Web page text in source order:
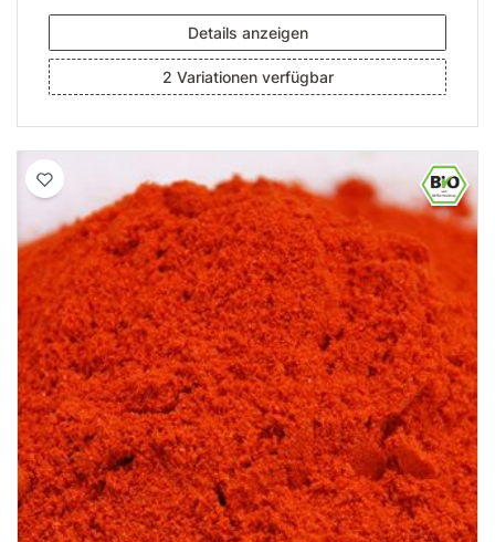
Details anzeigen
2 Variationen verfügbar